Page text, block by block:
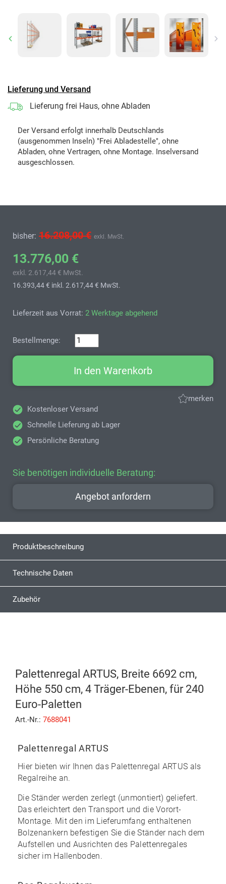
Previous
Lieferung und Versand
Lieferung frei Haus, ohne Abladen
Der Versand erfolgt innerhalb Deutschlands
(ausgenommen Inseln) "Frei Abladestelle", ohne
Abladen, ohne Vertragen, ohne Montage. Inselversand
ausgeschlossen.
bisher: 16.208,00 € exkl. MwSt.
13.776,00 €
exkl. 2.617,44 € MwSt.
16.393,44 € inkl. 2.617,44 € MwSt.
Lieferzeit aus Vorrat: 2 Werktage abgehend
Bestellmenge:
In den Warenkorb
merken
Kostenloser Versand
Schnelle Lieferung ab Lager
Persönliche Beratung
Sie benötigen individuelle Beratung:
Angebot anfordern
Produktbeschreibung
Technische Daten
Zubehör
Palettenregal ARTUS, Breite 6692 cm,
Höhe 550 cm, 4 Träger-Ebenen, für 240
Euro-Paletten
Art.-Nr.: 7688041
Palettenregal ARTUS
Hier bieten wir Ihnen das Palettenregal ARTUS als
Regalreihe an.
Die Ständer werden zerlegt (unmontiert) geliefert.
Das erleichtert den Transport und die Vorort-
Montage. Mit den im Lieferumfang enthaltenen
Bolzenankern befestigen Sie die Ständer nach dem
Aufstellen und Ausrichten des Palettenregales
sicher im Hallenboden.